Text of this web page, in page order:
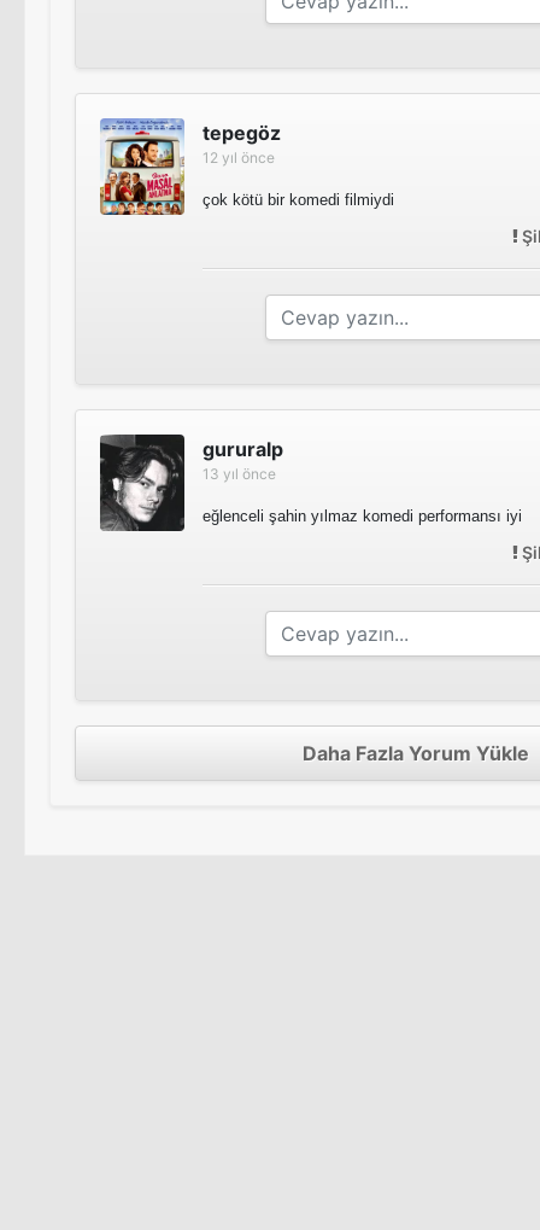
tepegöz
12 yıl önce
çok kötü bir komedi filmiydi
gururalp
13 yıl önce
eğlenceli şahin yılmaz komedi performansı iyi
Daha Fazla Yorum Yükle